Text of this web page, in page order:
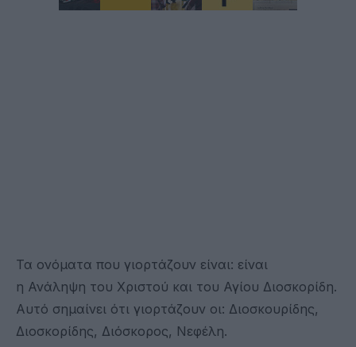
Τα ονόματα που γιορτάζουν είναι: είναι
η Ανάληψη του Χριστού και του Αγίου Διοσκορίδη.
Αυτό σημαίνει ότι γιορτάζουν οι: Διοσκουρίδης,
Διοσκορίδης, Διόσκορος, Νεφέλη.